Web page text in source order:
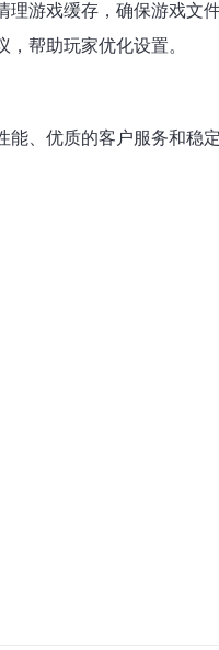
游戏缓存，确保游戏
帮助玩家优化设置。
、优质的客户服务和稳